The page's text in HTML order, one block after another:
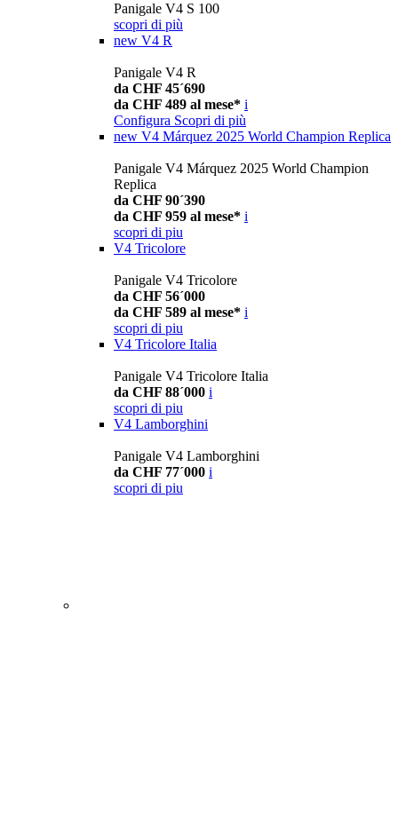
Panigale V4 S 100
scopri di più
new V4 R
Panigale V4 R
da CHF 45´690
da CHF 489 al mese* i
Configura Scopri di più
new V4 Márquez 2025 World Champion Replica
Panigale V4 Márquez 2025 World Champion
Replica
da CHF 90´390
da CHF 959 al mese* i
scopri di piu
V4 Tricolore
Panigale V4 Tricolore
da CHF 56´000
da CHF 589 al mese* i
scopri di piu
V4 Tricolore Italia
Panigale V4 Tricolore Italia
da CHF 88´000 i
scopri di piu
V4 Lamborghini
Panigale V4 Lamborghini
da CHF 77´000 i
scopri di piu